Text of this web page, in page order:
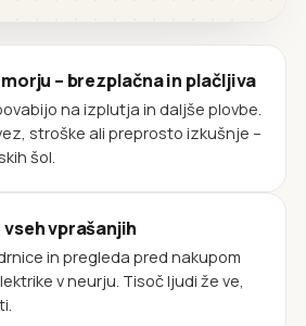
– brezplačna in plačljiva
na izplutja in daljše plovbe.
stroške ali preprosto izkušnje –
šol.
vprašanjih
in pregleda pred nakupom
v neurju. Tisoč ljudi že ve,